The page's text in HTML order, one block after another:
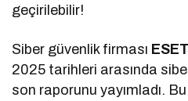
geçirilebilir!
Siber güvenlik firması ESET
2025 tarihleri arasında
son raporunu yayımladı.